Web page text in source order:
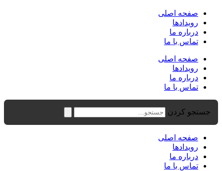
صفحه اصلی
رویدادها
درباره ما
تماس با ما
صفحه اصلی
رویدادها
درباره ما
تماس با ما
جستجو کردن
صفحه اصلی
رویدادها
درباره ما
تماس با ما